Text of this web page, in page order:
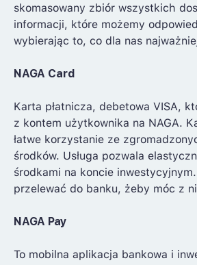
skomasowany zbiór wszystkich
informacji, które możemy
wybierając to, co dla nas
NAGA Card
Karta płatnicza, debetowa VISA,
z kontem użytkownika na NAGA.
łatwe korzystanie ze
środków. Usługa pozwala
środkami na koncie
przelewać do banku, żeby móc z
NAGA Pay
To mobilna aplikacja bankowa i